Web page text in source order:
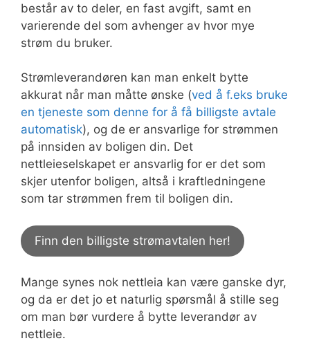
består av to deler, en fast avgift, samt en
varierende del som avhenger av hvor mye
strøm du bruker.
Strømleverandøren kan man enkelt bytte
akkurat når man måtte ønske (ved å f.eks bruke
en tjeneste som denne for å få billigste avtale
automatisk), og de er ansvarlige for strømmen
på innsiden av boligen din. Det
nettleieselskapet er ansvarlig for er det som
skjer utenfor boligen, altså i kraftledningene
som tar strømmen frem til boligen din.
Finn den billigste strømavtalen her!
Mange synes nok nettleia kan være ganske dyr,
og da er det jo et naturlig spørsmål å stille seg
om man bør vurdere å bytte leverandør av
nettleie.